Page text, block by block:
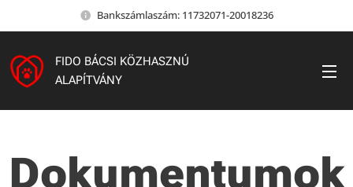
Bankszámlaszám: 11732071-20018236
FIDO BÁCSI KÖZHASZNÚ
ALAPÍTVÁNY
Dokumentumok